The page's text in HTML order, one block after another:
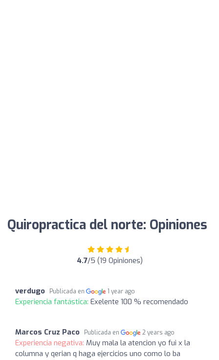
Quiropractica del norte: Opiniones
4.7/5 (19 Opiniones)
verdugo Publicada en 1 year ago
Experiencia fantástica: Exelente 100 % recomendado
Marcos Cruz Paco Publicada en 2 years ago
Experiencia negativa: Muy mala la atencion yo fui x la
columna y qerian q haga ejercicios uno como lo ba